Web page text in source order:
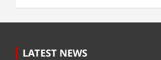
LATEST NEWS